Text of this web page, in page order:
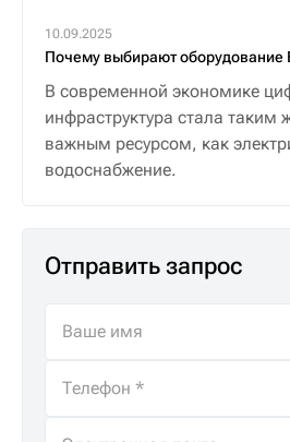
10.09.2025
Почему выбирают оборудование
В современной экономике
инфраструктура стала таким
важным ресурсом, как
водоснабжение.
Отправить запрос